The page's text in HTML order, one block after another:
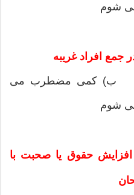
شوم
ب) کمی مضطرب می
شوم
حقوق یا صحبت با